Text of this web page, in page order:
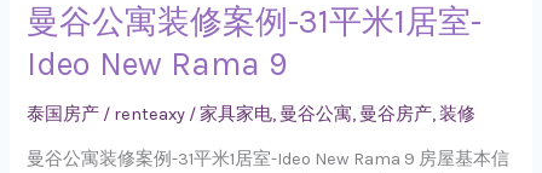
曼谷公寓装修案例-31平米1居室-
Ideo New Rama 9
泰国房产 / renteaxy /家具家电, 曼谷公寓, 曼谷房产,装修
曼谷公寓装修案例-31平米1居室-Ideo New Rama 9 房屋基本信
曼
谷
公
寓
修